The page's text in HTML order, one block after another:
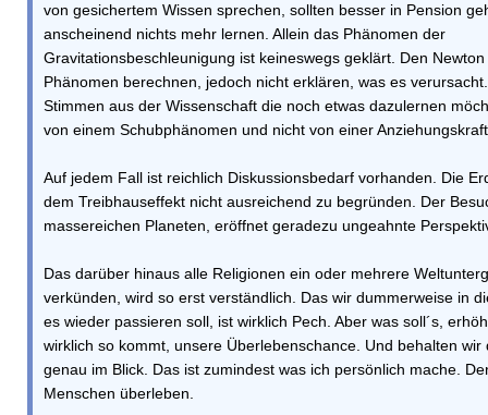
von gesichertem Wissen sprechen, sollten besser in Pension
anscheinend nichts mehr lernen. Allein das Phänomen der
Gravitationsbeschleunigung ist keineswegs geklärt. Den
Phänomen berechnen, jedoch nicht erklären, was es
Stimmen aus der Wissenschaft die noch etwas dazulernen
von einem Schubphänomen und nicht von einer
Auf jedem Fall ist reichlich Diskussionsbedarf vorhanden. Die
dem Treibhauseffekt nicht ausreichend zu begründen. Der
massereichen Planeten, eröffnet geradezu ungeahnte
Das darüber hinaus alle Religionen ein oder mehrere
verkünden, wird so erst verständlich. Das wir dummerweise in
es wieder passieren soll, ist wirklich Pech. Aber was soll´s,
wirklich so kommt, unsere Überlebenschance. Und behalten wir
genau im Blick. Das ist zumindest was ich persönlich mache.
Menschen überleben.